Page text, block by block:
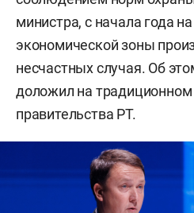
министра, с начала года
экономической зоны
несчастных случая. Об
доложил на
правительства РТ.